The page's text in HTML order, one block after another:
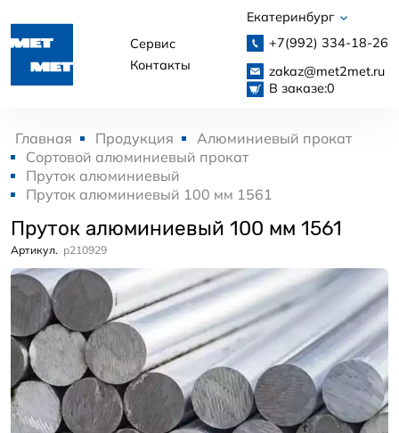
Сервис
Контакты
Екатеринбург
+7(992) 334-18-26
zakaz@met2met.ru
В заказе:0
Главная Продукция
Алюминиевый прокат
Сортовой алюминиевый прокат
Пруток алюминиевый
Пруток алюминиевый 100 мм 1561
Пруток алюминиевый 100 мм 1561
Артикул. p210929